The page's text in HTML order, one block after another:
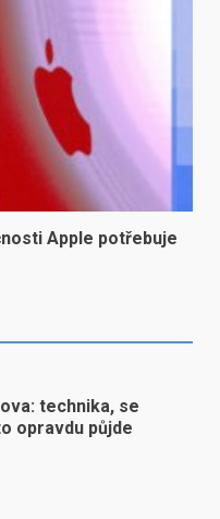
Apple potřebuje
technika, se
opravdu půjde